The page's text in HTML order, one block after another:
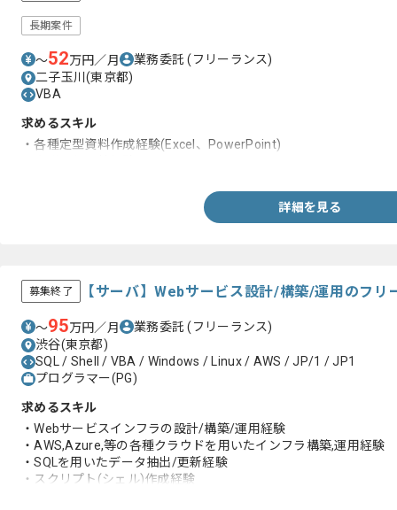
長期案件
〜52万円／月 業務委託(フリーランス)
二子玉川(東京都)
VBA
求めるスキル
・各種定型資料作成経験(Excel、PowerPoint)
詳細を見る
募集終了 【サーバ】Webサービス設計/構築/運用のフリ
〜95万円／月 業務委託(フリーランス)
渋谷(東京都)
SQL / Shell / VBA / Windows / Linux / AWS / JP/1 / JP1
プログラマー(PG)
求めるスキル
・Webサービスインフラの設計/構築/運用経験
・AWS,Azure,等の各種クラウドを用いたインフラ構築,運用経験
・SQLを用いたデータ抽出/更新経験
・スクリプト(シェル)作成経験